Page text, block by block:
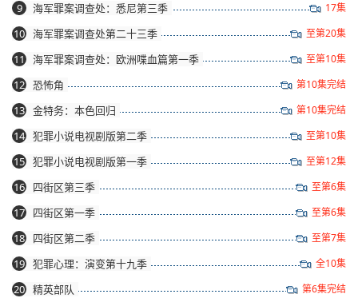
17集
9 海军罪案调查处：悉尼第三季
至第20集
10 海军罪案调查处第二十三季
至第10集
11 海军罪案调查处：欧洲喋血篇第一季
第10集完结
12 恐怖角
第10集完结
13 金特务：本色回归
至第10集
14 犯罪小说电视剧版第二季
至第12集
15 犯罪小说电视剧版第一季
至第6集
16 四街区第三季
至第6集
17 四街区第一季
至第7集
18 四街区第二季
全10集
19 犯罪心理：演变第十九季
第6集完结
20 精英部队